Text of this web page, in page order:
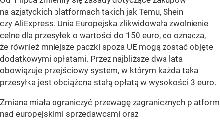
na azjatyckich platformach takich jak Temu, Shein
czy AliExpress. Unia Europejska zlikwidowała zwolnienie
celne dla przesyłek o wartości do 150 euro, co oznacza,
że również mniejsze paczki spoza UE mogą zostać objęte
dodatkowymi opłatami. Przez najbliższe dwa lata
obowiązuje przejściowy system, w którym każda taka
przesyłka jest obciążona stałą opłatą w wysokości 3 euro.
Zmiana miała ograniczyć przewagę zagranicznych platform
nad europejskimi sprzedawcami oraz